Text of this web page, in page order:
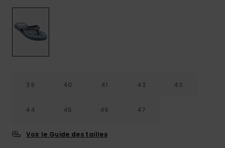
Consulter
39 40 41 42 43
44 45 46 47
Voir le Guide des tailles